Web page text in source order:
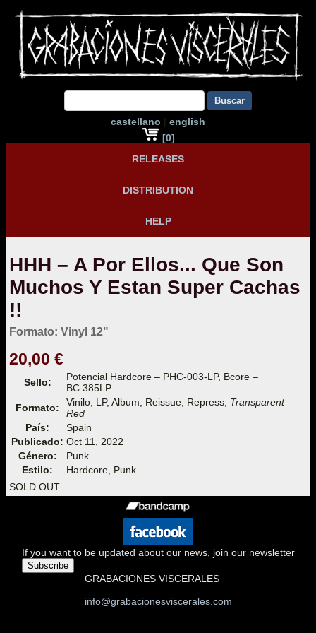
Buscar
castellano | english
[0]
RELEASES
DISTRIBUTION
HELP
HHH – A Por Ellos... Que Son
Muchos Y Estan Super Cachas
!!
Formato: Vinyl 12"
20,00 €
Sello:
Potencial Hardcore – PHC-003-LP, Bcore –
BC.385LP
Formato:
Vinilo, LP, Album, Reissue, Repress, Transparent
Red
País:
Spain
Publicado: Oct 11, 2022
Género:
Punk
Estilo:
Hardcore, Punk
SOLD OUT
If you want to be updated about our news, join our newsletter
Subscribe
GRABACIONES VISCERALES
info@grabacionesviscerales.com